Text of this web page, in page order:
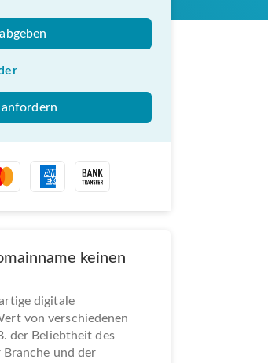
keinen
digitale
von verschiedenen
der Beliebtheit des
Branche und der